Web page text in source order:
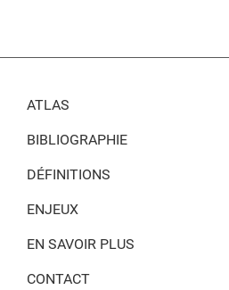
ATLAS
BIBLIOGRAPHIE
DÉFINITIONS
ENJEUX
EN SAVOIR PLUS
CONTACT